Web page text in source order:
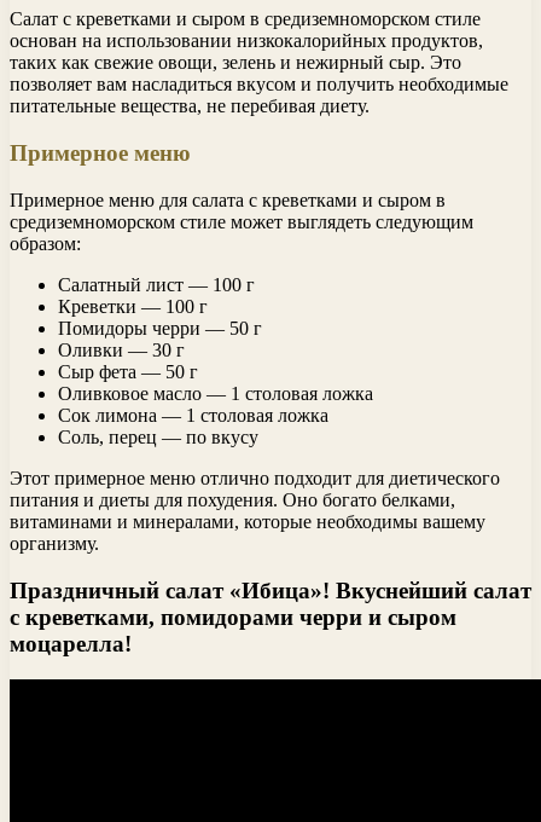
Салат с креветками и сыром в средиземноморском стиле
основан на использовании низкокалорийных продуктов,
таких как свежие овощи, зелень и нежирный сыр. Это
позволяет вам насладиться вкусом и получить необходимые
питательные вещества, не перебивая диету.
Примерное меню
Примерное меню для салата с креветками и сыром в
средиземноморском стиле может выглядеть следующим
образом:
Салатный лист — 100 г
Креветки — 100 г
Помидоры черри — 50 г
Оливки — 30 г
Сыр фета — 50 г
Оливковое масло — 1 столовая ложка
Сок лимона — 1 столовая ложка
Соль, перец — по вкусу
Этот примерное меню отлично подходит для диетического
питания и диеты для похудения. Оно богато белками,
витаминами и минералами, которые необходимы вашему
организму.
Праздничный салат «Ибица»! Вкуснейший салат
с креветками, помидорами черри и сыром
моцарелла!